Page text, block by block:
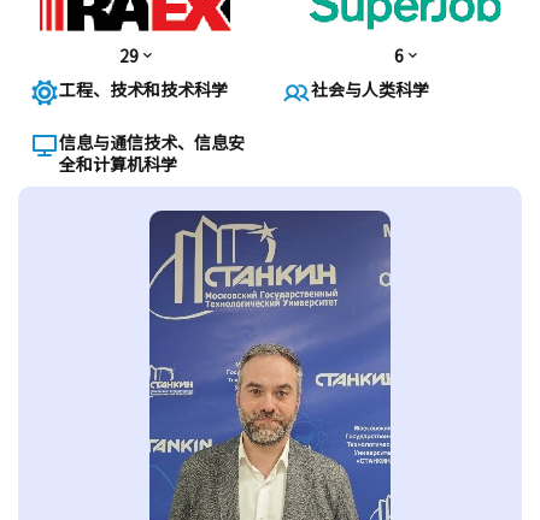
29
6
工程、技术和技术科学
社会与人类科学
信息与通信技术、信息安
全和计算机科学